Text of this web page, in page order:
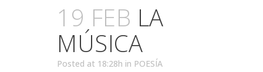
19 FEB LA
MÚSICA
Posted at 18:28h in POESÍA